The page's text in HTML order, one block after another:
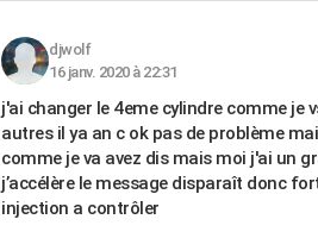
djwolf
16 janv. 2020 à 22:31
j'ai changer le 4eme cylindre comme je
autres il ya an c ok pas de problème
comme je va avez dis mais moi j'ai un
j’accélère le message disparaît donc
injection a contrôler